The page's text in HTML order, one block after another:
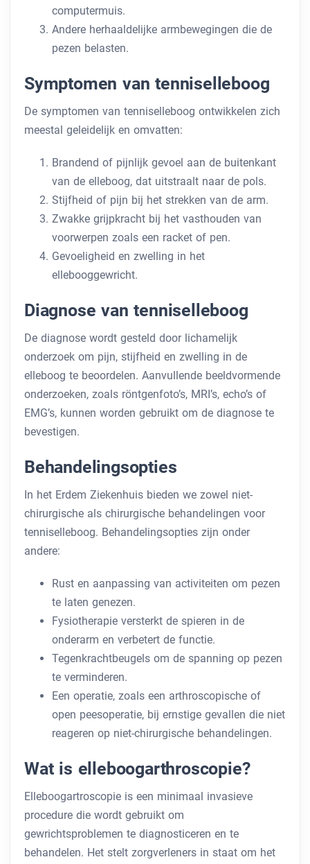
computermuis.
Andere herhaaldelijke armbewegingen die de
pezen belasten.
Symptomen van tenniselleboog
De symptomen van tenniselleboog ontwikkelen zich
meestal geleidelijk en omvatten:
Brandend of pijnlijk gevoel aan de buitenkant
van de elleboog, dat uitstraalt naar de pols.
Stijfheid of pijn bij het strekken van de arm.
Zwakke grijpkracht bij het vasthouden van
voorwerpen zoals een racket of pen.
Gevoeligheid en zwelling in het
ellebooggewricht.
Diagnose van tenniselleboog
De diagnose wordt gesteld door lichamelijk
onderzoek om pijn, stijfheid en zwelling in de
elleboog te beoordelen. Aanvullende beeldvormende
onderzoeken, zoals röntgenfoto’s, MRI’s, echo’s of
EMG’s, kunnen worden gebruikt om de diagnose te
bevestigen.
Behandelingsopties
In het Erdem Ziekenhuis bieden we zowel niet-
chirurgische als chirurgische behandelingen voor
tenniselleboog. Behandelingsopties zijn onder
andere:
Rust en aanpassing van activiteiten om pezen
te laten genezen.
Fysiotherapie versterkt de spieren in de
onderarm en verbetert de functie.
Tegenkrachtbeugels om de spanning op pezen
te verminderen.
Een operatie, zoals een arthroscopische of
open peesoperatie, bij ernstige gevallen die niet
reageren op niet-chirurgische behandelingen.
Wat is elleboogarthroscopie?
Elleboogartroscopie is een minimaal invasieve
procedure die wordt gebruikt om
gewrichtsproblemen te diagnosticeren en te
behandelen. Het stelt zorgverleners in staat om het